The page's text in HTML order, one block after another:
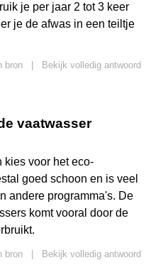
je per jaar 2 tot 3 keer
je de afwas in een teiltje
bron
Bekijk volledig antwoord
vaatwasser
kies voor het eco-
goed schoon en is veel
andere programma's. De
komt vooral door de
bron
Bekijk volledig antwoord